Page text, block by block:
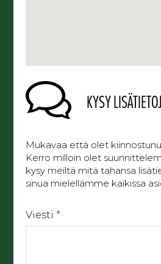
KYSY
Mukavaa että olet
Kerro milloin olet
kysy meiltä mitä tahansa
sinua mielellämme kaikissa
Viesti *